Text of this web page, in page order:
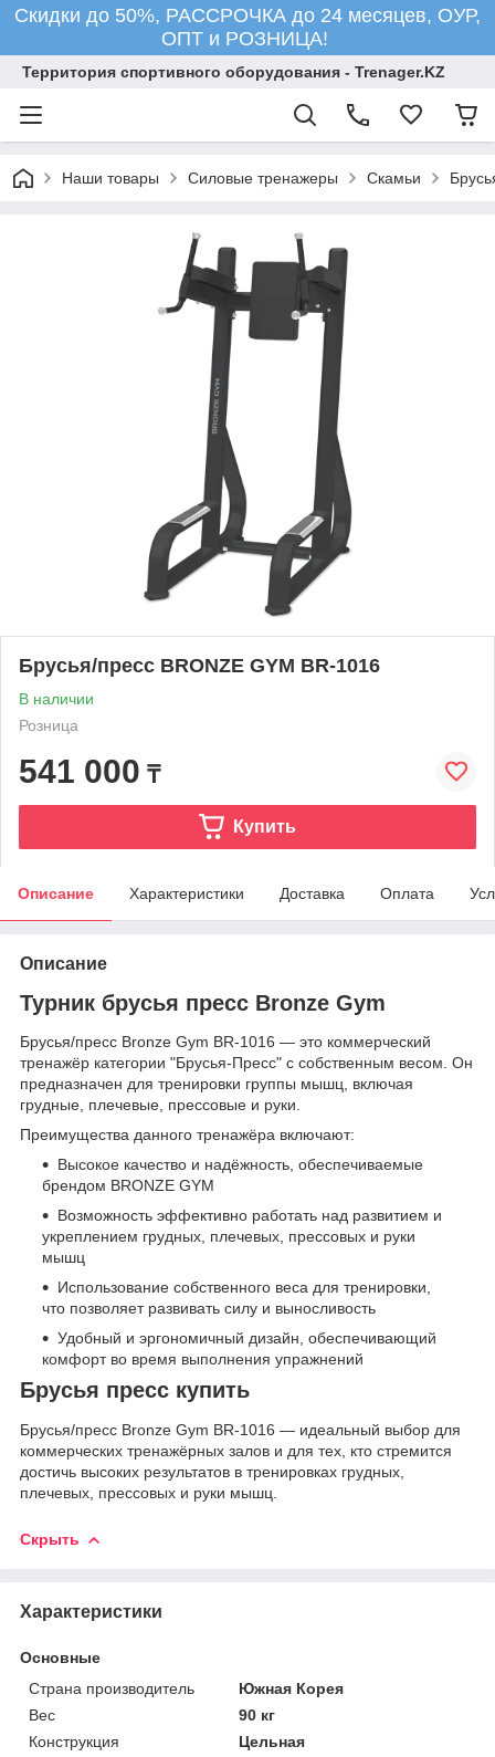
Скидки до 50%, РАССРОЧКА до 24 месяцев, ОУР,
ОПТ и РОЗНИЦА!
Территория спортивного оборудования - Trenager.KZ
Наши товары Силовые тренажеры Скамьи
Брусья/пресс BRONZE GYM BR-1016
В наличии
Розница
541 000 ₸
Купить
Описание Характеристики Доставка Оплата
Описание
Турник брусья пресс Bronze Gym
Брусья/пресс Bronze Gym BR-1016 — это коммерческий
тренажёр категории "Брусья-Пресс" с собственным весом. Он
предназначен для тренировки группы мышц, включая
грудные, плечевые, прессовые и руки.
Преимущества данного тренажёра включают:
Высокое качество и надёжность, обеспечиваемые
брендом BRONZE GYM
Возможность эффективно работать над развитием и
укреплением грудных, плечевых, прессовых и руки
мышц
Использование собственного веса для тренировки,
что позволяет развивать силу и выносливость
Удобный и эргономичный дизайн, обеспечивающий
комфорт во время выполнения упражнений
Брусья пресс купить
Брусья/пресс Bronze Gym BR-1016 — идеальный выбор для
коммерческих тренажёрных залов и для тех, кто стремится
достичь высоких результатов в тренировках грудных,
плечевых, прессовых и руки мышц.
Скрыть
Характеристики
Основные
Страна производитель
Южная Корея
Вес
90 кг
Конструкция
Цельная